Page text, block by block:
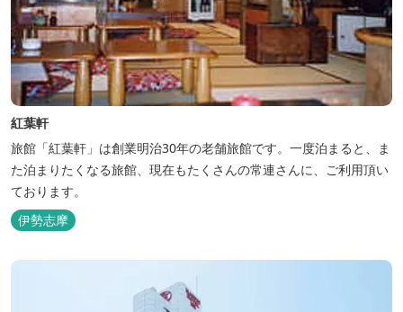
紅葉軒
旅館「紅葉軒」は創業明治30年の老舗旅館です。一度泊まると、ま
た泊まりたくなる旅館、現在もたくさんの常連さんに、ご利用頂い
ております。
伊勢志摩